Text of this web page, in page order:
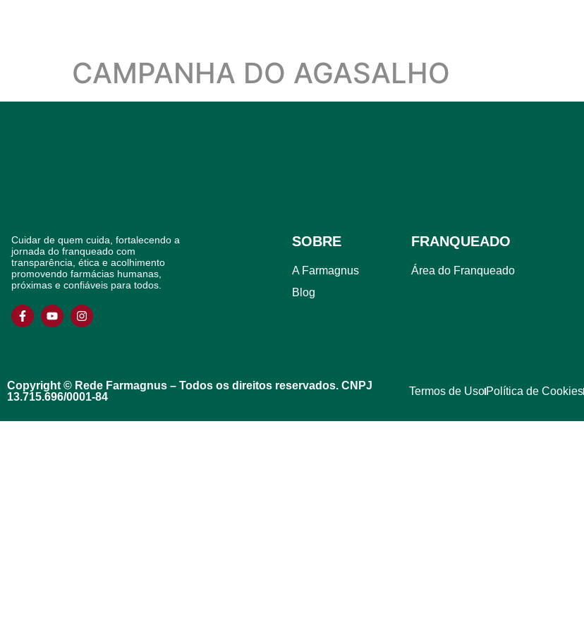
CAMPANHA DO AGASALHO
Cuidar de quem cuida, fortalecendo a
jornada do franqueado com
transparência, ética e acolhimento
promovendo farmácias humanas,
próximas e confiáveis para todos.
SOBRE
A Farmagnus
Blog
FRANQUEADO
Área do Franqueado
Copyright © Rede Farmagnus – Todos os direitos reservados. CNPJ
13.715.696/0001-84
Termos de Uso Política de Cookies